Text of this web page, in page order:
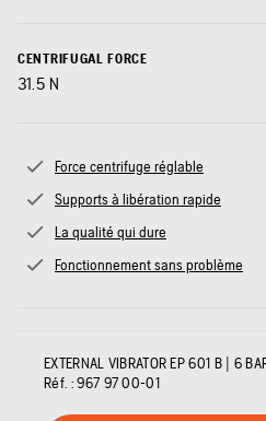
CENTRIFUGAL FORCE
31.5 N
Force centrifuge réglable
Supports à libération rapide
La qualité qui dure
Fonctionnement sans problème
EXTERNAL VIBRATOR EP 601 B | 6
Réf. : 967 97 00‑01